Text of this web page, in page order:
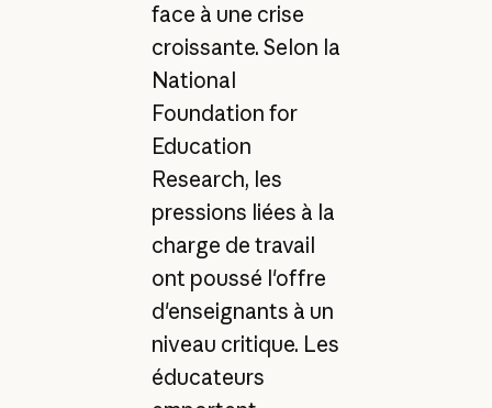
face à une crise
croissante. Selon la
National
Foundation for
Education
Research, les
pressions liées à la
charge de travail
ont poussé l'offre
d'enseignants à un
niveau critique. Les
éducateurs